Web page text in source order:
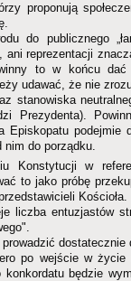
proponują
do publicznego
ani reprezentacji
to w końcu
udawać, że nie
stanowiska
Prezydenta).
Episkopatu podejmie
nim do porządku.
Konstytucji w
to jako próbę
Kościoła.
liczba entuzjastów
dostatecznie
po wejście w życie
będzie